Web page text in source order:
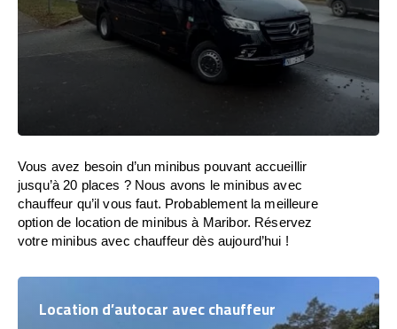
Vous avez besoin d’un minibus pouvant accueillir
jusqu’à 20 places ? Nous avons le minibus avec
chauffeur qu’il vous faut. Probablement la meilleure
option de location de minibus à Maribor. Réservez
votre minibus avec chauffeur dès aujourd’hui !
Location d’autocar avec chauffeur